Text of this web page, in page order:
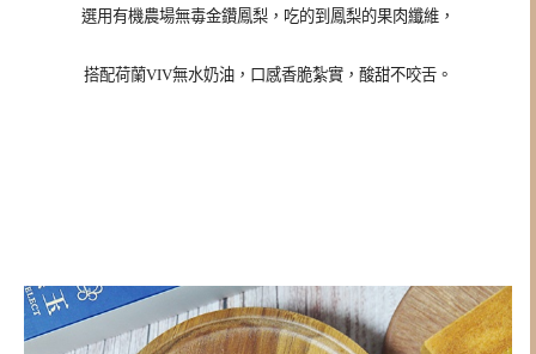
選用有機農場無毒金鑽鳳梨，吃的到鳳梨的果肉纖維，
搭配荷蘭VIV無水奶油，口感香脆紮實，酸甜不咬舌。